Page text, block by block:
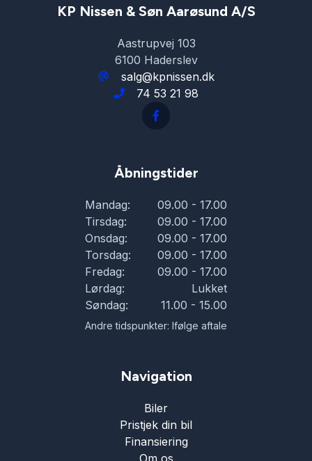
KP Nissen & Søn Aarøsund A/S
Aastrupvej 103
6100 Haderslev
salg@kpnissen.dk
74 53 21 98
Åbningstider
Mandag:
09.00 - 17.00
Tirsdag:
09.00 - 17.00
Onsdag:
09.00 - 17.00
Torsdag:
09.00 - 17.00
Fredag:
09.00 - 17.00
Lørdag:
Lukket
Søndag:
11.00 - 15.00
Andre tidspunkter: Ifølge aftale
Navigation
Biler
Pristjek din bil
Finansiering
Om os